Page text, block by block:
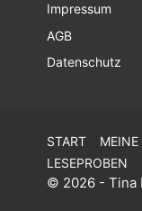
Impressum
AGB
Datenschutz
START MEINE
LESEPROBEN
© 2026 - Tina